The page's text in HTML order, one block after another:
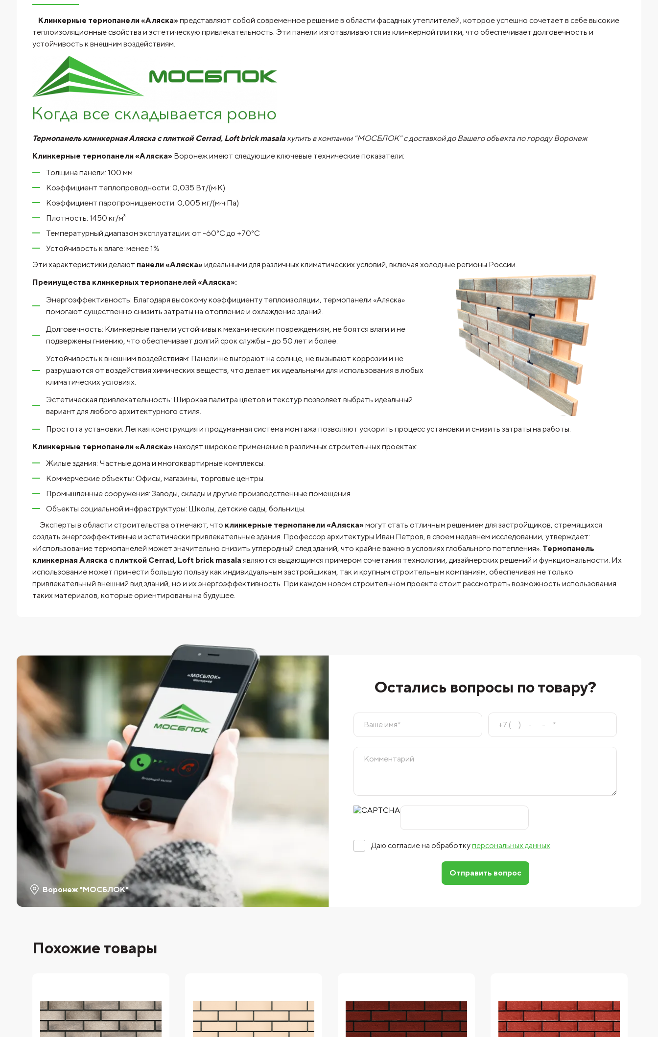
Клинкерные термопанели «Аляска» представляют собой современное решение в области фасадных утеплителей, которое успешно сочетает в себе высокие
теплоизоляционные свойства и эстетическую привлекательность. Эти панели изготавливаются из клинкерной плитки, что обеспечивает долговечность и
устойчивость к внешним воздействиям.
Термопанель клинкерная Аляска с плиткой Cerrad, Loft brick masalaкупить в компании "МОСБЛОК" с доставкой до Вашего объекта по городу Воронеж
Клинкерные термопанели «Аляска» Воронежимеют следующие ключевые технические показатели:
Толщина панели: 100 мм
Коэффициент теплопроводности: 0,035 Вт/(м·К)
Коэффициент паропроницаемости: 0,005 мг/(м·ч·Па)
Плотность: 1450 кг/м³
Температурный диапазон эксплуатации: от -60°C до +70°C
Устойчивость к влаге: менее 1%
Эти характеристики делают панели «Аляска» идеальными для различных климатических условий, включая холодные регионы России.
Преимущества клинкерных термопанелей «Аляска»:
Энергоэффективность: Благодаря высокому коэффициенту теплоизоляции, термопанели «Аляска»
помогают существенно снизить затраты на отопление и охлаждение зданий.
Долговечность: Клинкерные панели устойчивы к механическим повреждениям, не боятся влаги и не
подвержены гниению, что обеспечивает долгий срок службы – до 50 лет и более.
Устойчивость к внешним воздействиям: Панели не выгорают на солнце, не вызывают коррозии и не
разрушаются от воздействия химических веществ, что делает их идеальными для использования в любых
климатических условиях.
Эстетическая привлекательность: Широкая палитра цветов и текстур позволяет выбрать идеальный
вариант для любого архитектурного стиля.
Простота установки: Легкая конструкция и продуманная система монтажа позволяют ускорить процесс установки и снизить затраты на работы.
Клинкерные термопанели «Аляска» находят широкое применение в различных строительных проектах:
Жилые здания: Частные дома и многоквартирные комплексы.
Коммерческие объекты: Офисы, магазины, торговые центры.
Промышленные сооружения: Заводы, склады и другие производственные помещения.
Объекты социальной инфраструктуры: Школы, детские сады, больницы.
Эксперты в области строительства отмечают, что клинкерные термопанели «Аляска» могут стать отличным решением для застройщиков, стремящихся
создать энергоэффективные и эстетически привлекательные здания. Профессор архитектуры Иван Петров, в своем недавнем исследовании, утверждает:
«Использование термопанелей может значительно снизить углеродный след зданий, что крайне важно в условиях глобального потепления». Термопанель
клинкерная Аляска с плиткой Cerrad, Loft brick masala являются выдающимся примером сочетания технологии, дизайнерских решений и функциональности. Их
использование может принести большую пользу как индивидуальным застройщикам, так и крупным строительным компаниям, обеспечивая не только
привлекательный внешний вид зданий, но и их энергоэффективность. При каждом новом строительном проекте стоит рассмотреть возможность использования
таких материалов, которые ориентированы на будущее.
Воронеж "МОСБЛОК"
Остались вопросы по товару?
Даю согласие на обработкуперсональных данных
Отправить вопрос
Похожие товары